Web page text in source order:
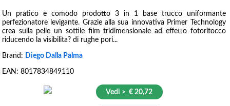
Un pratico e comodo prodotto 3 in 1 base trucco uniformante
perfezionatore levigante. Grazie alla sua innovativa Primer Technology
crea sulla pelle un sottile film tridimensionale ad effetto fotoritocco
riducendo la visibilita? di rughe pori...
Brand: Diego Dalla Palma
EAN: 8017834849110
Vedi > € 20,72